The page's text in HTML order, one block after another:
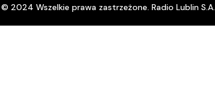
© 2024 Wszelkie prawa zastrzeżone. Radio Lublin S.A.